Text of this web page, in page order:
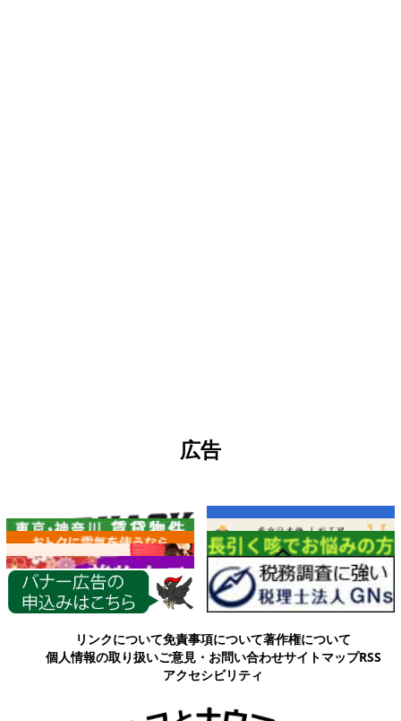
広告
各種情報
リンクについて免責事項について著作権について
個人情報の取り扱いご意見・お問い合わせサイトマップRSS
アクセシビリティ